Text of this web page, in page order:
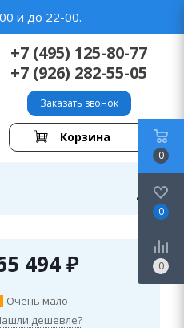
и до 22-00.
+7 (495) 125-80-77
+7 (926) 282-55-05
Заказать звонок
Корзина
494₽
Очень мало
дешевле?
0
0
0